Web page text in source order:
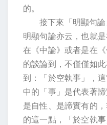
的。
接下來「明顯句
明顯句論亦云，也就
在《中論》或者是在
的談論到，不僅僅如
到：「於空執事」，
中的「事」是代表著
是自性、是諦實有的
的這一點，「於空執